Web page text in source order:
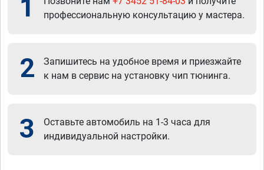
1
профессиональную консультацию у мастера.
2
Запишитесь на удобное время и приезжайте
к нам в сервис на установку чип тюнинга.
3
Оставьте автомобиль на 1-3 часа для
индивидуальной настройки.